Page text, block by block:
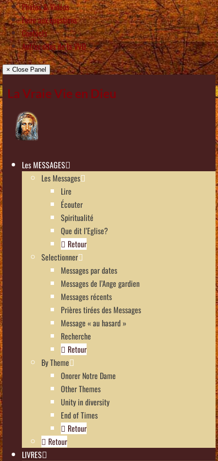
Photos & Vidéos
Foire aux questions
Contacts
Autres sites de la VVD
× Close Panel
La Vraie Vie en Dieu
Les MESSAGES
Les Messages
Lire
Écouter
Spiritualité
Que dit l’Eglise?
Retour
Selectionner
Messages par dates
Messages de l’Ange gardien
Messages récents
Prières tirées des Messages
Message « au hasard »
Recherche
Retour
By Theme
Onorer Notre Dame
Other Themes
Unity in diversity
End of Times
Retour
Retour
LIVRES